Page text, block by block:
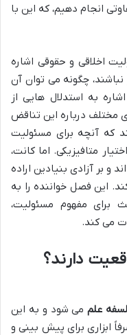
انجام دهیم، که این با
اخلاقی و حقوقی اشاره
نباشند، چگونه می توان آن
به استدلال هایی از
مختلف درباره این تناقض
که آنچه برای مسئولیت
متافیزیکی. اما کانت،
و بر آزادی بنیادین اراده
این فصل خواننده را به
برای مفهوم مسئولیت،
می کند.
دارند؟
علممی شود و به این
ابزاری برای پیش بینی و